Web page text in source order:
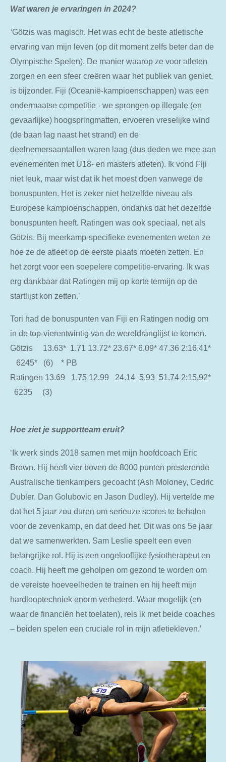
Wat waren je ervaringen in 2024?
‘Götzis was magisch. Het was echt de beste atletische
ervaring van mijn leven (op dit moment zelfs beter dan de
Olympische Spelen). De manier waarop ze voor atleten
zorgen en een sfeer creëren waar het publiek van geniet,
is bijzonder. Fiji (Oceanië-kampioenschappen) was een
ondermaatse competitie - we sprongen op illegale (en
gevaarlijke) hoogspringmatten, ervoeren vreselijke wind
(de baan lag naast het strand) en de
deelnemersaantallen waren laag (dus deden we mee aan
evenementen met U18- en masters atleten). Ik vond Fiji
niet leuk, maar wist dat ik het moest doen vanwege de
bonuspunten. Het is zeker niet hetzelfde niveau als
Europese kampioenschappen, ondanks dat het dezelfde
bonuspunten heeft. Ratingen was ook speciaal, net als
Götzis. Bij meerkamp-specifieke evenementen weten ze
hoe ze de atleet op de eerste plaats moeten zetten. En
het zorgt voor een soepelere competitie-ervaring. Ik was
erg dankbaar dat Ratingen mij op korte termijn op de
startlijst kon zetten.’
Tori had de bonuspunten van Fiji en Ratingen nodig om
in de top-vierentwintig van de wereldranglijst te komen.
Götzis 13.63* 1.71 13.72* 23.67* 6.09* 47.36 2:16.41*
6245* (6) * PB
Ratingen 13.69 1.75 12.99 24.14 5.93 51.74 2:15.92*
6235 (3)
Hoe ziet je supportteam eruit?
‘Ik werk sinds 2018 samen met mijn hoofdcoach Eric
Brown. Hij heeft vier boven de 8000 punten presterende
Australische tienkampers gecoacht (Ash Moloney, Cedric
Dubler, Dan Golubovic en Jason Dudley). Hij vertelde me
dat het 5 jaar zou duren om serieuze scores te behalen
voor de zevenkamp, en dat deed het. Dit was ons 5e jaar
dat we samenwerkten. Sam Leslie speelt een even
belangrijke rol. Hij is een ongelooflijke fysiotherapeut en
coach. Hij heeft me geholpen om gezond te worden om
de vereiste hoeveelheden te trainen en hij heeft mijn
hardlooptechniek enorm verbeterd. Waar mogelijk (en
waar de financiën het toelaten), reis ik met beide coaches
– beiden spelen een cruciale rol in mijn atletiekleven.’